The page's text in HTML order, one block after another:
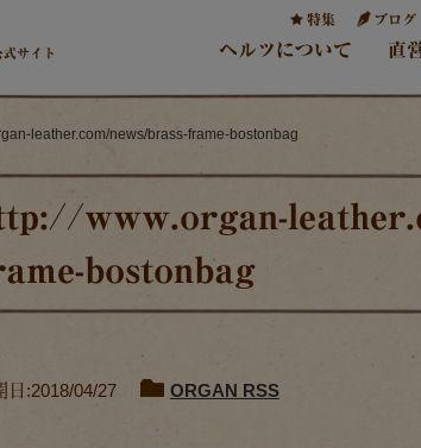
サイト
特集 ブログ
ヘルツについて 直
leather.com/news/brass-frame-bostonbag
www.organ-
bostonbag
日:2018/04/27 ORGAN RSS